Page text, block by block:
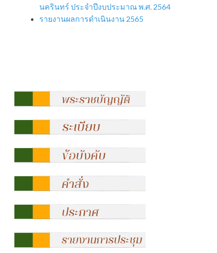
นครินทร์ ประจำปีงบประมาณ พ.ศ. 2564
รายงานผลการดำเนินงาน 2565